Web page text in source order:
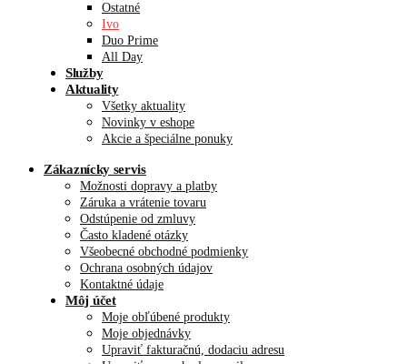
Ostatné
Ivo
Duo Prime
All Day
Služby
Aktuality
Všetky aktuality
Novinky v eshope
Akcie a špeciálne ponuky
Zákaznícky servis
Možnosti dopravy a platby
Záruka a vrátenie tovaru
Odstúpenie od zmluvy
Často kladené otázky
Všeobecné obchodné podmienky
Ochrana osobných údajov
Kontaktné údaje
Môj účet
Moje obľúbené produkty
Moje objednávky
Upraviť fakturačnú, dodaciu adresu